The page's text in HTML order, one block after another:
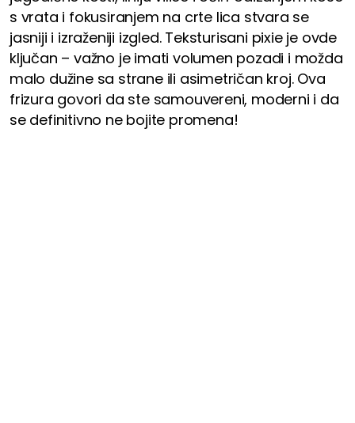
s vrata i fokusiranjem na crte lica stvara se
jasniji i izraženiji izgled. Teksturisani pixie je ovde
ključan – važno je imati volumen pozadi i možda
malo dužine sa strane ili asimetričan kroj. Ova
frizura govori da ste samouvereni, moderni i da
se definitivno ne bojite promena!